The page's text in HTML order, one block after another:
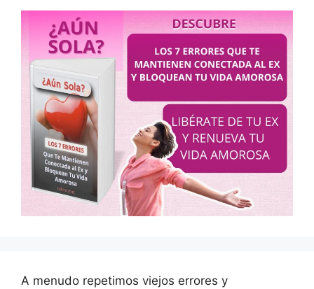
A menudo repetimos viejos errores y